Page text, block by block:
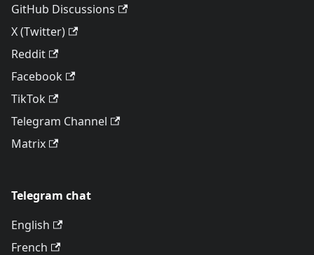
GitHub Discussions
X (Twitter)
Reddit
Facebook
TikTok
Telegram Channel
Matrix
Telegram chat
English
French